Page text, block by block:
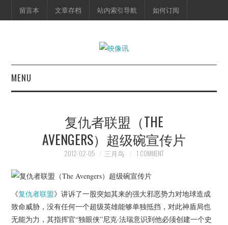
留言本 文章存档 站内索引导航 如何订阅
MENU
海报剧照
脱口秀
复仇者联盟（THE
AVENGERS）超级碗宣传片
2012-02-05 三月鸟 1 COMMENT
《复仇者联盟》讲诉了一股突如其来的强大邪恶势力对地球造成
致命威胁，没有任何一个超级英雄能够单独抵挡，对此神盾局也
无能为力，其指挥官“独眼侠”尼克·法瑞意识到他必须创建一个史